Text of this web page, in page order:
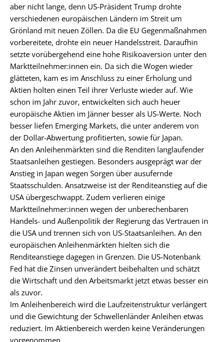
aber nicht lange, denn US-Präsident Trump drohte
verschiedenen europäischen Ländern im Streit um
Grönland mit neuen Zöllen. Da die EU Gegenmaßnahmen
vorbereitete, drohte ein neuer Handelsstreit. Daraufhin
setzte vorübergehend eine hohe Risikoaversion unter den
Marktteilnehmer:innen ein. Da sich die Wogen wieder
glätteten, kam es im Anschluss zu einer Erholung und
Aktien holten einen Teil ihrer Verluste wieder auf. Wie
schon im Jahr zuvor, entwickelten sich auch heuer
europäische Aktien im Jänner besser als US-Werte. Noch
besser liefen Emerging Markets, die unter anderem von
der Dollar-Abwertung profitierten, sowie für Japan.
An den Anleihenmärkten sind die Renditen langlaufender
Staatsanleihen gestiegen. Besonders ausgeprägt war der
Anstieg in Japan wegen Sorgen über ausufernde
Staatsschulden. Ansatzweise ist der Renditeanstieg auf die
USA übergeschwappt. Zudem verlieren einige
Marktteilnehmer:innen wegen der unberechenbaren
Handels- und Außenpolitik der Regierung das Vertrauen in
die USA und trennen sich von US-Staatsanleihen. An den
europäischen Anleihenmärkten hielten sich die
Renditeanstiege dagegen in Grenzen. Die US-Notenbank
Fed hat die Zinsen unverändert beibehalten und schätzt
die Wirtschaft und den Arbeitsmarkt jetzt etwas besser ein
als zuvor.
Im Anleihenbereich wird die Laufzeitenstruktur verlängert
und die Gewichtung der Schwellenländer Anleihen etwas
reduziert. Im Aktienbereich werden keine Veränderungen
vorgenommen.